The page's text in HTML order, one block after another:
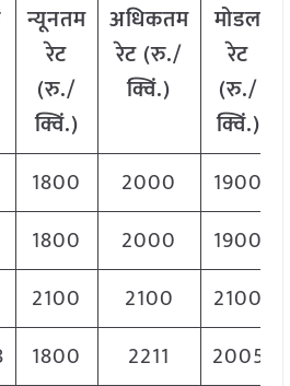
न्यूनतम
रेट
(रु./
क्विं.)
अधिकतम
रेट (रु./
क्विं.)
मोडल
रेट
(रु./
क्विं.)
1800 2000
1900
1800 2000
1900
2100 2100
2100
1800 2211
2005